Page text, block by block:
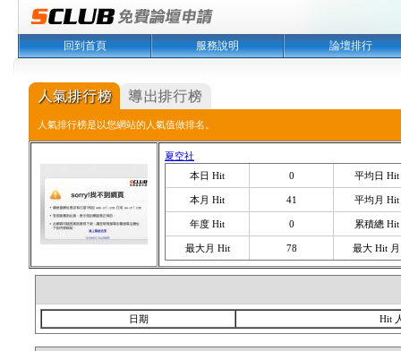
回到首頁 服務說明 論壇排行
人氣排行榜是以您網站的人氣值做排名。
夏空社
本日 Hit
0 平均日 Hit
本月 Hit 41 平均月 Hit
年度 Hit 0 累積總 Hit
最大月 Hit 78 最大 Hit 月
日期 Hit